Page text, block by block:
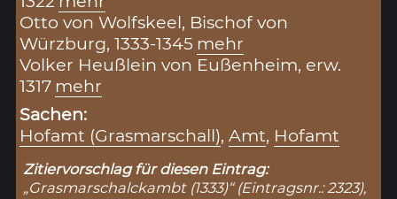
Otto von Wolfskeel, Bischof von
Würzburg, 1333-1345 mehr
Volker Heußlein von Eußenheim, erw.
1317 mehr
Sachen:
Hofamt (Grasmarschall),Amt, Hofamt
Zitiervorschlag für diesen Eintrag:
„Grasmarschalckambt (1333)“ (Eintragsnr.: 2323),